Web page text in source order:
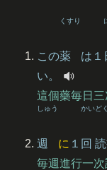
この薬
くすり
は１
い。
這個藥毎日三
週
しゅう
に １ 回
かいど
毎週進行一次